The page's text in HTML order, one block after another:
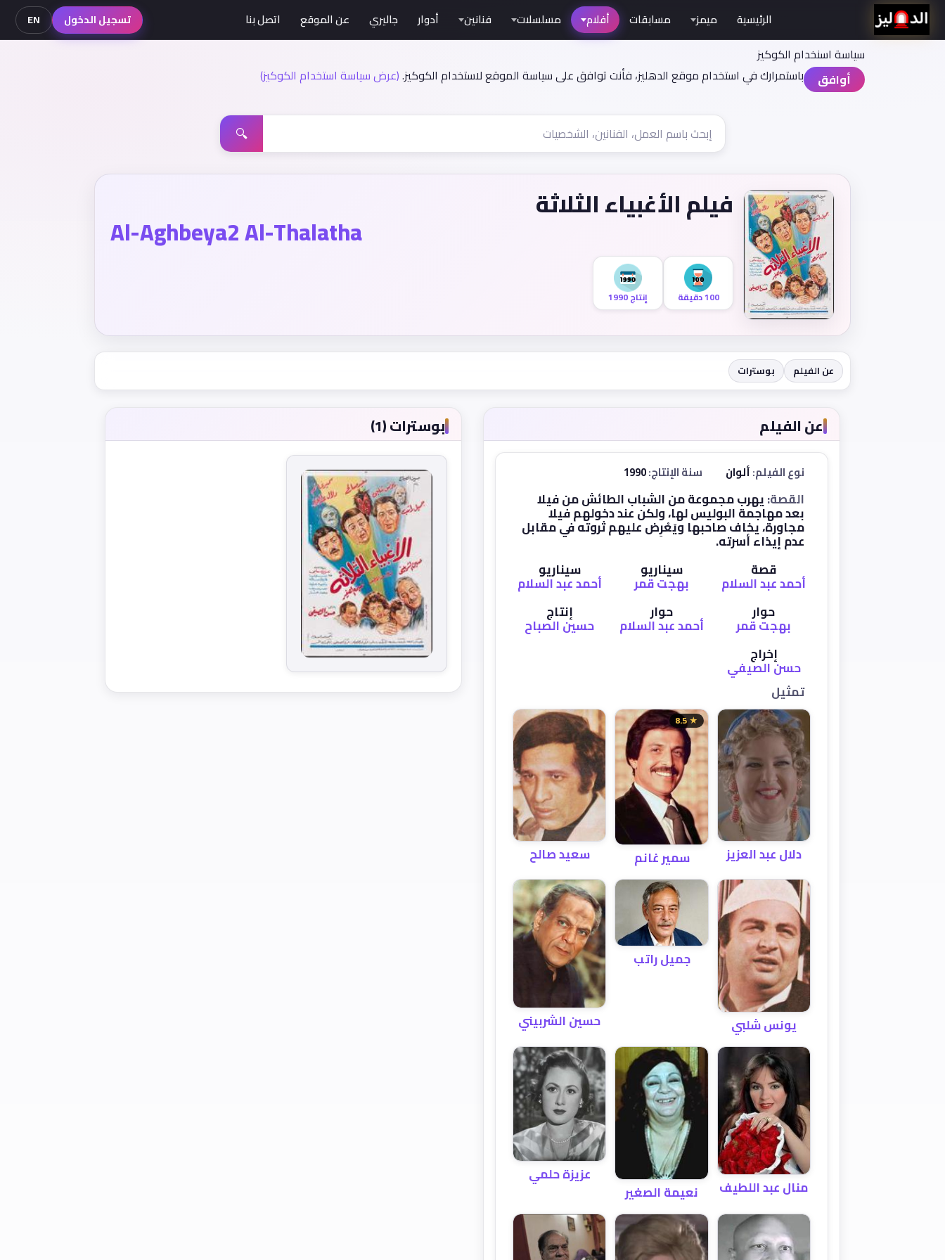
سياسة اسنخدام الكوكيز
أوافق
باستمرارك في استخدام موقع الدهليز، فأنت توافق على سياسة الموقع لاستخدام الكوكيز.(عرض سياسة استخدام الكوكيز)
الرئيسية ميمز مسابقات أفلام مسلسلات فنانين أدوار جاليري عن الموقع اتصل بنا تسجيل الدخول EN
🔍
فيلم الأغبياء الثلاثة
Al-Aghbeya2 Al-Thalatha
100 دقيقة إنتاج 1990
عن الفيلم بوسترات
عن الفيلم
نوع الفيلم:ألوان سنة الإنتاج:1990
القصة:يهرب مجموعة من الشباب الطائش من فيلا
بعد مهاجمة البوليس لها، ولكن عند دخولهم فيلا
مجاورة، يخاف صاحبها ويَعْرِض عليهم ثروته في مقابل
عدم إيذاء أسرته.
قصة
أحمد عبد السلام
سيناريو
بهجت قمر
سيناريو
أحمد عبد السلام
حوار
بهجت قمر
حوار
أحمد عبد السلام
إنتاج
حسين الصباح
إخراج
حسن الصيفي
تمثيل
دلال عبد العزيز
★ 8.5
سمير غانم سعيد صالح
يونس شلبي
جميل راتب
حسين الشربيني
منال عبد اللطيف نعيمة الصغير
عزيزة حلمي
بوسترات (1)